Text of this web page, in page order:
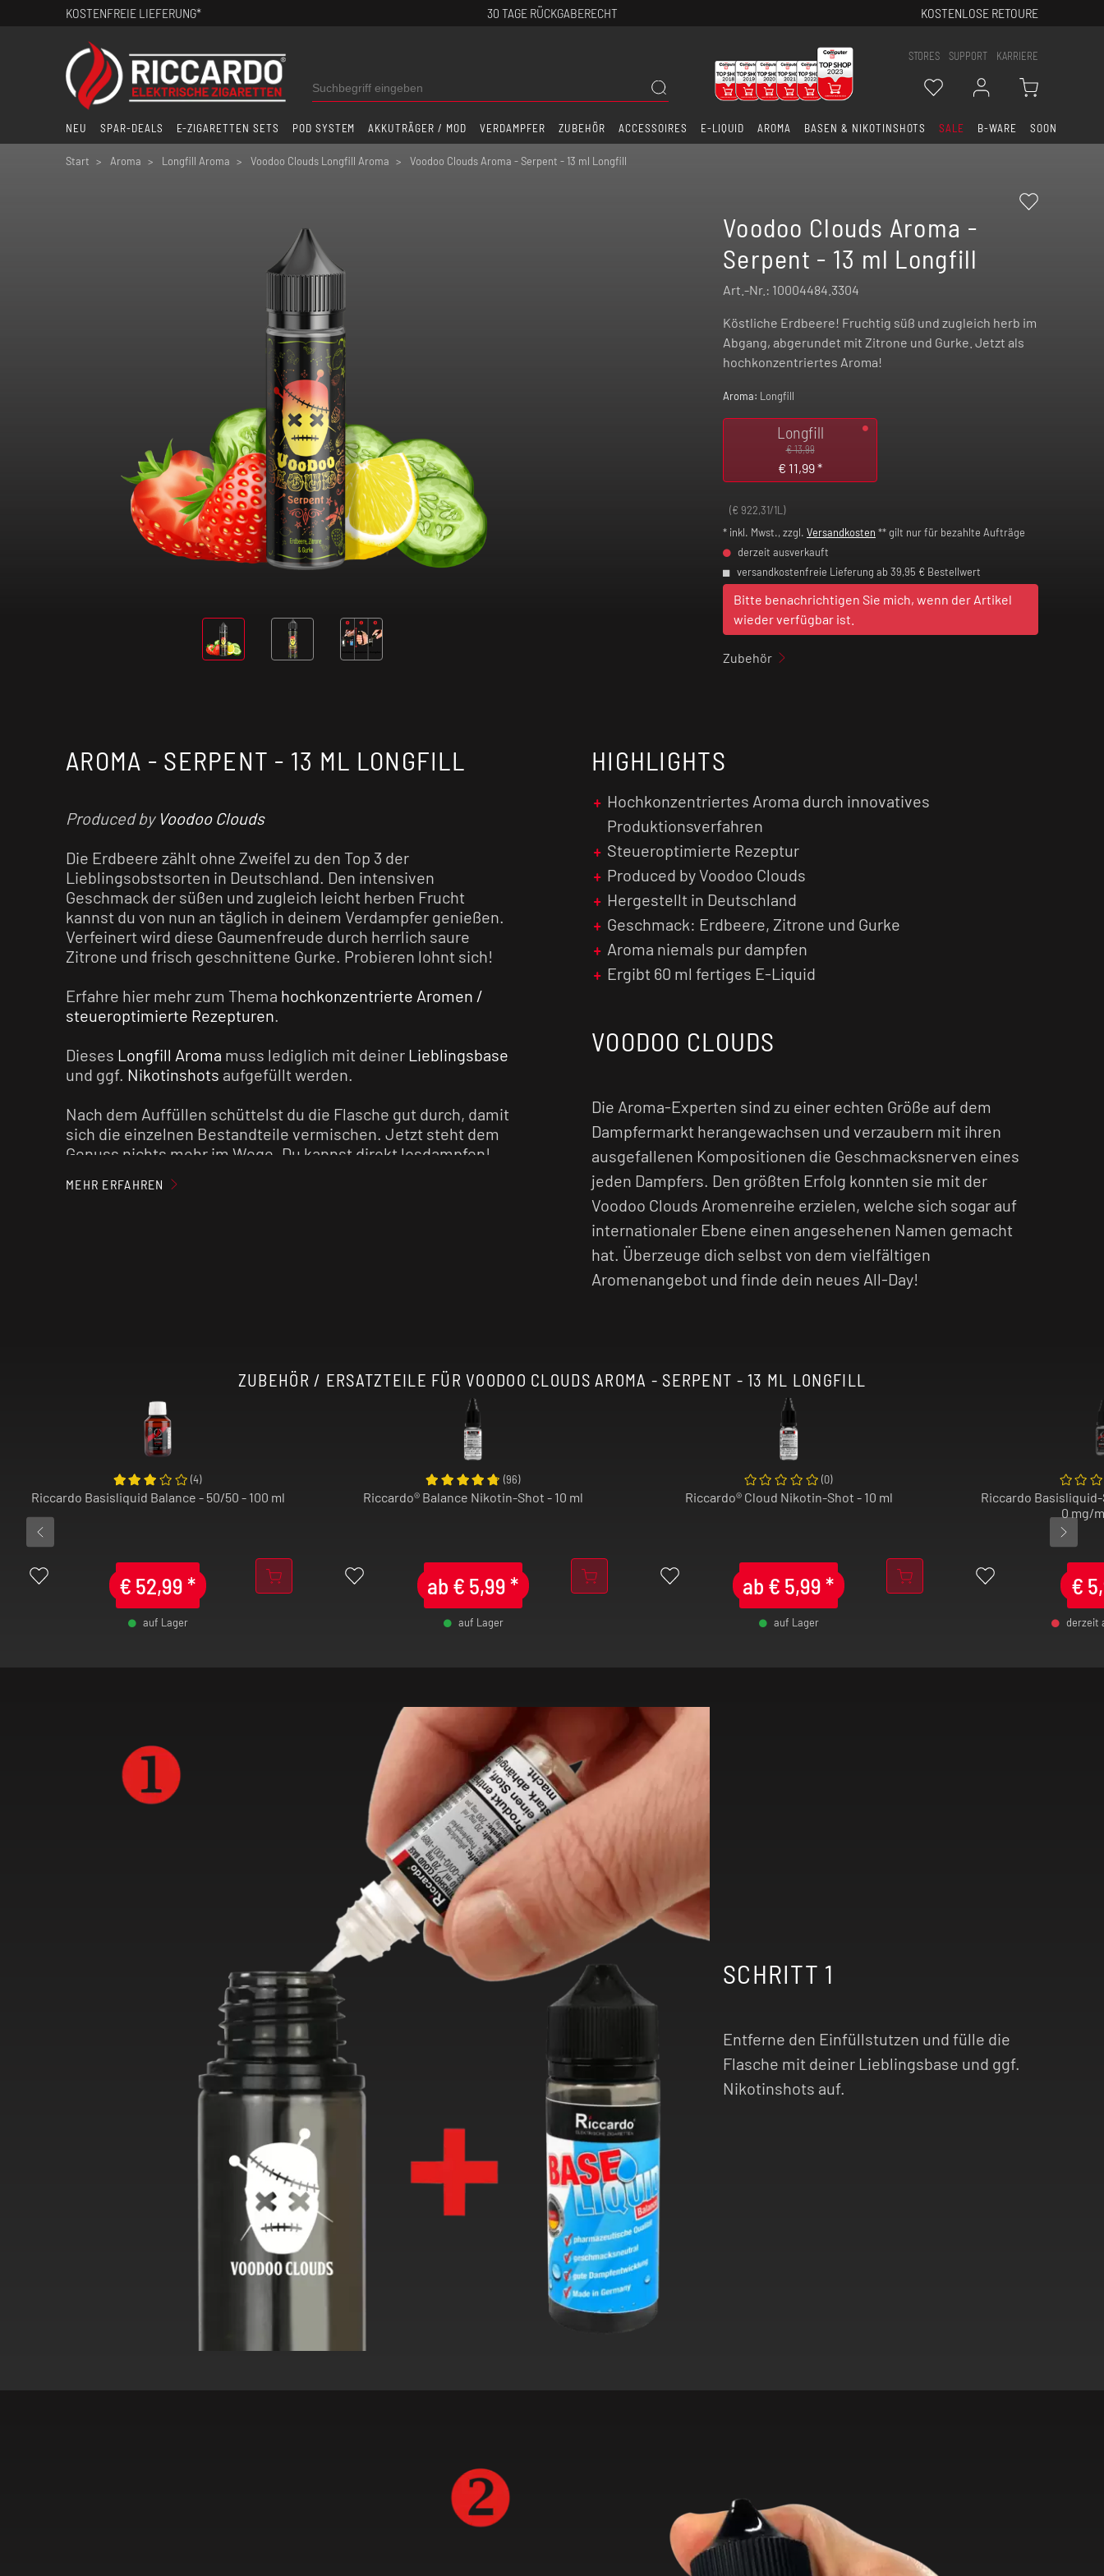
KOSTENFREIE LIEFERUNG* 30 TAGE RÜCKGABERECHT KOSTENLOSE RETOURE
STORES SUPPORT KARRIERE
NEU SPAR-DEALS E-ZIGARETTEN SETS POD SYSTEM AKKUTRÄGER / MOD VERDAMPFER ZUBEHÖR ACCESSOIRES E-LIQUID AROMA BASEN & NIKOTINSHOTS SALE B-WARE SOON
Start Aroma Longfill Aroma Voodoo Clouds Longfill Aroma Voodoo Clouds Aroma - Serpent - 13 ml Longfill
Voodoo Clouds Aroma -
Serpent - 13 ml Longfill
Art.-Nr.: 10004484.3304
Köstliche Erdbeere! Fruchtig süß und zugleich herb im
Abgang, abgerundet mit Zitrone und Gurke. Jetzt als
hochkonzentriertes Aroma!
Aroma: Longfill
Longfill
€ 13,99
€ 11,99*
(€ 922,31/1L)
* inkl. Mwst., zzgl. Versandkosten ** gilt nur für bezahlte Aufträge
derzeit ausverkauft
versandkostenfreie Lieferung ab 39,95 € Bestellwert
Bitte benachrichtigen Sie mich, wenn der Artikel
wieder verfügbar ist.
Zubehör
AROMA - SERPENT - 13 ML LONGFILL
Produced by Voodoo Clouds
Die Erdbeere zählt ohne Zweifel zu den Top 3 der
Lieblingsobstsorten in Deutschland. Den intensiven
Geschmack der süßen und zugleich leicht herben Frucht
kannst du von nun an täglich in deinem Verdampfer genießen.
Verfeinert wird diese Gaumenfreude durch herrlich saure
Zitrone und frisch geschnittene Gurke. Probieren lohnt sich!
Erfahre hier mehr zum Thema hochkonzentrierte Aromen /
steueroptimierte Rezepturen.
Dieses Longfill Aroma muss lediglich mit deiner Lieblingsbase
und ggf. Nikotinshots aufgefüllt werden.
Nach dem Auffüllen schüttelst du die Flasche gut durch, damit
sich die einzelnen Bestandteile vermischen. Jetzt steht dem
Genuss nichts mehr im Wege. Du kannst direkt losdampfen!
Unser Tipp: Der Geschmack wird in der Regel intensiver, je
MEHR ERFAHREN
HIGHLIGHTS
Hochkonzentriertes Aroma durch innovatives
Produktionsverfahren
Steueroptimierte Rezeptur
Produced by Voodoo Clouds
Hergestellt in Deutschland
Geschmack: Erdbeere, Zitrone und Gurke
Aroma niemals pur dampfen
Ergibt 60 ml fertiges E-Liquid
VOODOO CLOUDS
Die Aroma-Experten sind zu einer echten Größe auf dem
Dampfermarkt herangewachsen und verzaubern mit ihren
ausgefallenen Kompositionen die Geschmacksnerven eines
jeden Dampfers. Den größten Erfolg konnten sie mit der
Voodoo Clouds Aromenreihe erzielen, welche sich sogar auf
internationaler Ebene einen angesehenen Namen gemacht
hat. Überzeuge dich selbst von dem vielfältigen
Aromenangebot und finde dein neues All-Day!
ZUBEHÖR / ERSATZTEILE FÜR VOODOO CLOUDS AROMA - SERPENT - 13 ML LONGFILL
€ 52,99*
auf Lager
(4)
Riccardo Basisliquid Balance - 50/50 - 100 ml
+
ab € 5,99*
auf Lager
(96)
Riccardo® Balance Nikotin-Shot - 10 ml
-
ab € 5,99*
auf Lager
(0)
Riccardo® Cloud Nikotin-Shot - 10 ml
€
derzeit
Riccardo
0 mg/
SCHRITT 1
Entferne den Einfüllstutzen und fülle die
Flasche mit deiner Lieblingsbase und ggf.
Nikotinshots auf.